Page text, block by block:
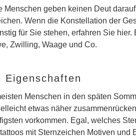
geben keinen Deut
Wenn die Konstellation der
für Sie stehen, erfahren Sie hier.
Zwilling, Waage und Co.
Eigenschaften
Menschen in den späten
etwas näher
vorkommen. Egal, welches
mit Sternzeichen Motiven und